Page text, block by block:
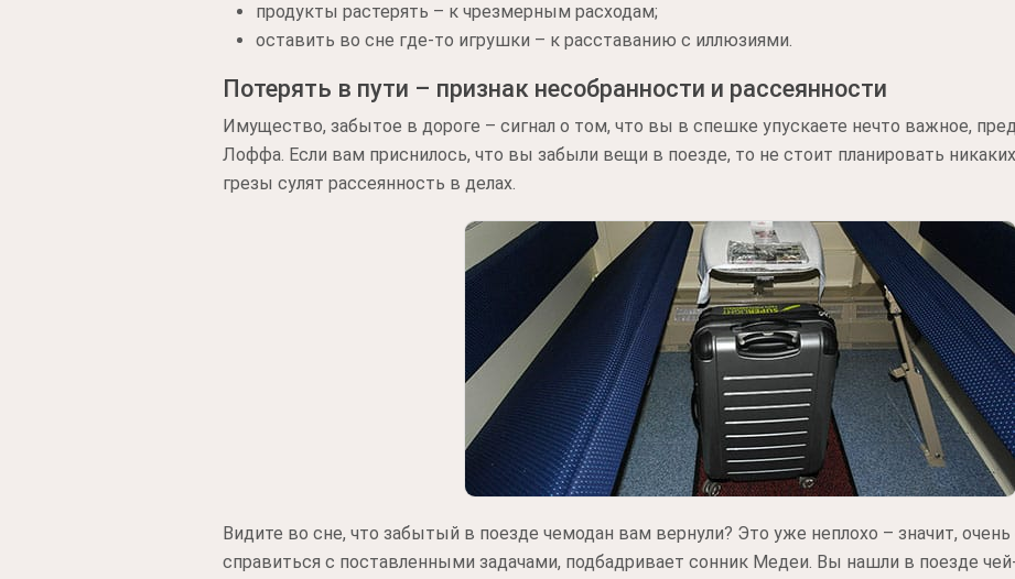
продукты растерять – к чрезмерным расходам;
оставить во сне где-то игрушки – к расставанию с иллюзиями.
Потерять в пути – признак несобранности и рассеянности
Имущество, забытое в дороге – сигнал о том, что вы в спешке упускаете нечто важное,
Лоффа. Если вам приснилось, что вы забыли вещи в поезде, то не стоит планировать
грезы сулят рассеянность в делах.
Видите во сне, что забытый в поезде чемодан вам вернули? Это уже неплохо – значит,
справиться с поставленными задачами, подбадривает сонник Медеи. Вы нашли в поезде